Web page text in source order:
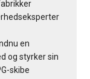
en
og styrker sin
skibe